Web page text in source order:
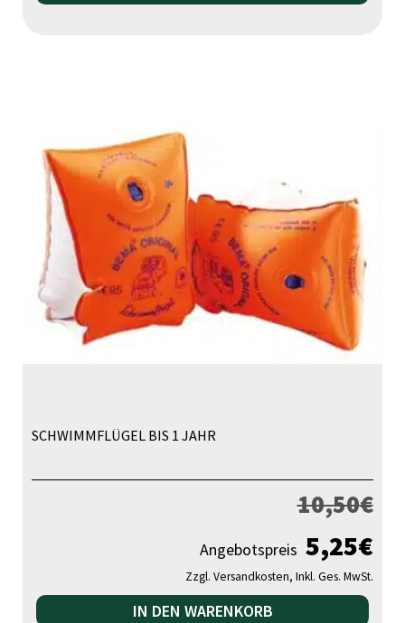
SCHWIMMFLÜGEL BIS 1 JAHR
10,50€
Angebotspreis 5,25€
Zzgl. Versandkosten, Inkl. Ges. MwSt.
IN DEN WARENKORB